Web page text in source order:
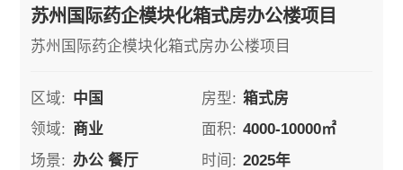
苏州国际药企模块化箱式房办公楼项目
苏州国际药企模块化箱式房办公楼项目
区域: 中国 房型: 箱式房
领域: 商业 面积: 4000-10000㎡
场景: 办公 餐厅 时间: 2025年